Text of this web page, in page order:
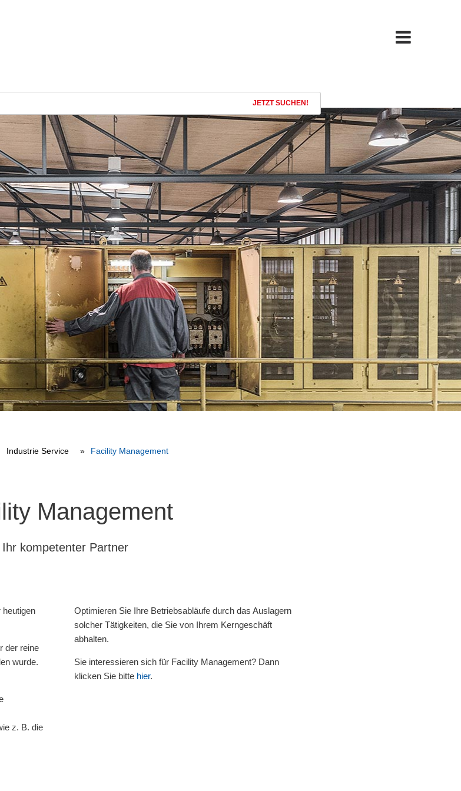
Industrie Service Facility Management
»
Management
Ihr kompetenter Partner
heutigen
der reine
wurde.
z. B. die
Optimieren Sie Ihre Betriebsabläufe durch das Auslagern
solcher Tätigkeiten, die Sie von Ihrem Kerngeschäft
abhalten.
Sie interessieren sich für Facility Management? Dann
klicken Sie bitte hier.